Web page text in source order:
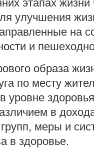
этапах
улучшения
на
и
образа
по месту
уровне
в
меры и
в здоровье.